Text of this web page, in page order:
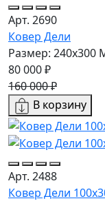
Арт. 2690
Ковер Дели
Размер: 240х300
80 000 ₽
160 000 ₽
В корзину
Арт. 2488
Ковер Дели